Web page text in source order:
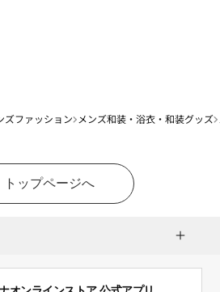
ズファッション メンズ和装・浴衣・和装グッズ
トップページへ